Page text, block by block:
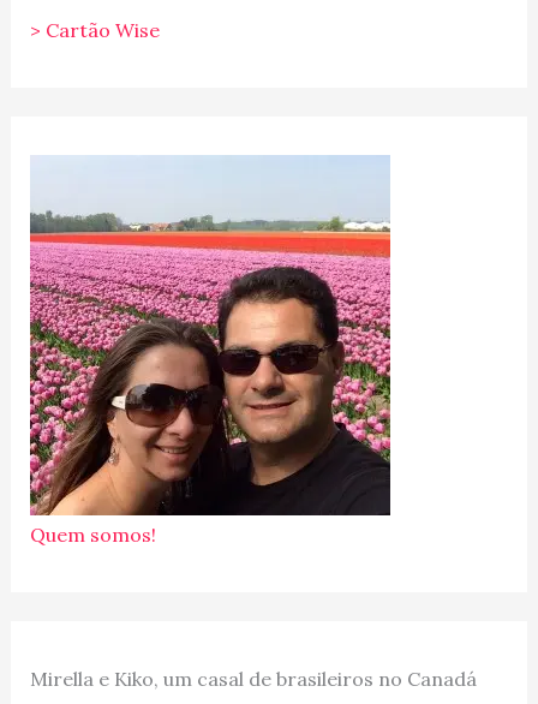
> Cartão Wise
Quem somos!
Mirella e Kiko, um casal de brasileiros no Canadá